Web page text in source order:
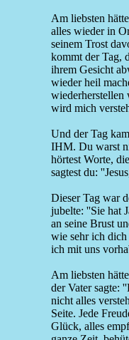
Am liebsten
alles wieder in
seinem Trost
kommt der Tag,
ihrem Gesicht
wieder heil
wiederherstellen
wird mich
Und der Tag
IHM. Du warst
hörtest Worte,
sagtest du:
Dieser Tag war
jubelte: ''Sie hat
an seine Brust
wie sehr ich
ich mit uns
Am liebsten
der Vater sagte:
nicht alles
Seite. Jede
Glück, alles